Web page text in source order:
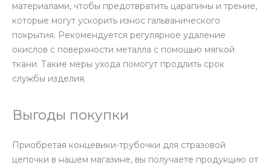
материалами, чтобы предотвратить царапины и трение,
которые могут ускорить износ гальванического
покрытия. Рекомендуется регулярное удаление
окислов с поверхности металла с помощью мягкой
ткани. Такие меры ухода помогут продлить срок
службы изделия.
Выгоды покупки
Приобретая концевики-трубочки для стразовой
цепочки в нашем магазине, вы получаете продукцию от